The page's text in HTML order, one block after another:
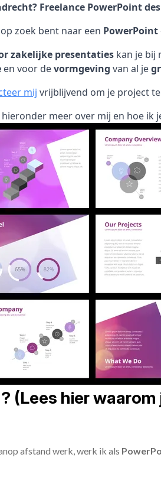
Freelance PowerPoint
zoek bent naar een
zakelijke presentaties kan je bij
en voor devormgeving van al je
mij vrijblijvend om je project
meer over mij en hoe ik
(Lees hier
afstand werk, werk ik als